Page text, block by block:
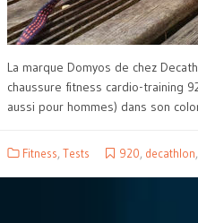
La marque Domyos de chez
chaussure fitness cardio-training
aussi pour hommes) dans son
Fitness, Tests 920, decathlon,